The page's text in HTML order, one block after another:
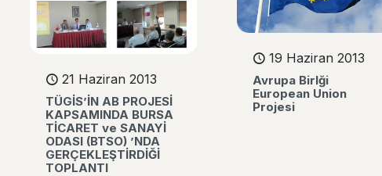
21 Haziran 2013
TÜGİS’İN AB PROJESİ
KAPSAMINDA BURSA
TİCARET ve SANAYİ
ODASI (BTSO) ’NDA
GERÇEKLEŞTİRDİĞİ
TOPLANTI
19 Haziran 2013
Avrupa Birlği
European Union
Projesi